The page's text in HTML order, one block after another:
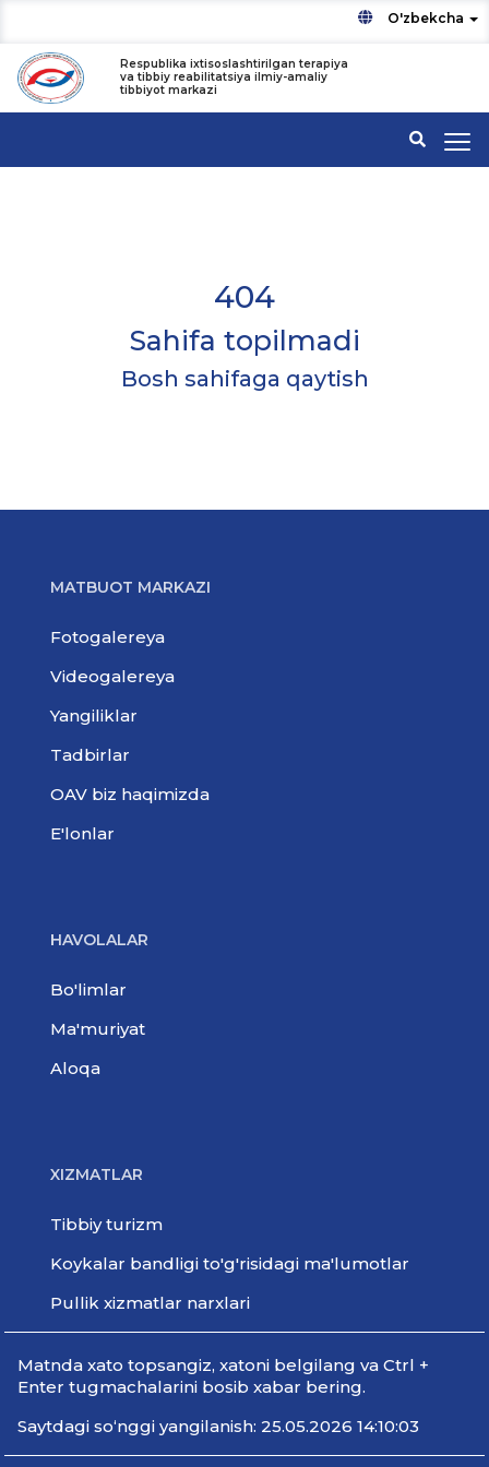
O'zbekcha
Respublika ixtisoslashtirilgan terapiya
va tibbiy reabilitatsiya ilmiy-amaliy
tibbiyot markazi
404
Sahifa topilmadi
Bosh sahifaga qaytish
MATBUOT MARKAZI
Fotogalereya
Videogalereya
Yangiliklar
Tadbirlar
OAV biz haqimizda
E'lonlar
HAVOLALAR
Bo'limlar
Ma'muriyat
Aloqa
XIZMATLAR
Tibbiy turizm
Koykalar bandligi to'g'risidagi ma'lumotlar
Pullik xizmatlar narxlari
Мatnda xato topsangiz, xatoni belgilang va Ctrl +
Enter tugmachalarini bosib xabar bering.
Saytdagi so‘nggi yangilanish: 25.05.2026 14:10:03